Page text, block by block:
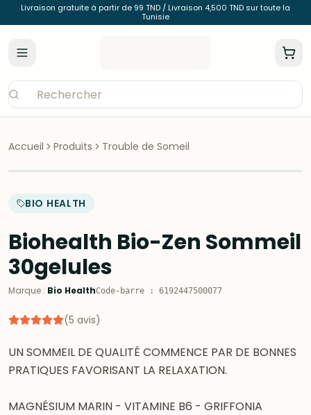
Livraison gratuite à partir de 99 TND / Livraison 4,500 TND sur toute la
Tunisie
Accueil Produits Trouble de Someil
BIO HEALTH
Biohealth Bio-Zen Sommeil
30gelules
Marque : Bio HealthCode-barre : 6192447500077
(5 avis)
UN SOMMEIL DE QUALITÉ COMMENCE PAR DE BONNES
PRATIQUES FAVORISANT LA RELAXATION.
MAGNÉSIUM MARIN - VITAMINE B6 - GRIFFONIA